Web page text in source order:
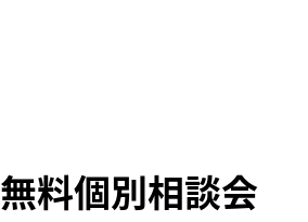
無料個別相談会